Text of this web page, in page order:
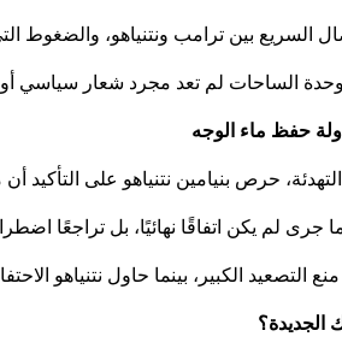
السريع بين ترامب ونتنياهو، والضغوط
الساحات لم تعد مجرد شعار سياسي
حفظ ماء الوجه
حرص بنيامين نتنياهو على
جرى لم يكن اتفاقًا نهائيًا، بل تراجعًا
التصعيد الكبير، بينما حاول نتنياهو
الجديدة؟